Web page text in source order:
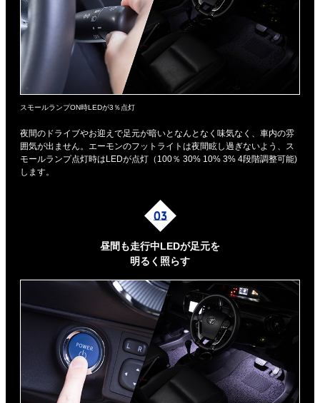
スモールランプON時LEDが3％点灯
夜間のドライブやお迎えで足元が暗いとなんとなく味気なく、車内の雰
囲気が出ません。エーモンのフットライトは夜間眩し過ぎないよう、ス
モールランプ点灯時はLEDが点灯（100％ 30% 10% 3% 4段階調整可能)
します。
昼間も走行中LEDが足元を
明るく照らす